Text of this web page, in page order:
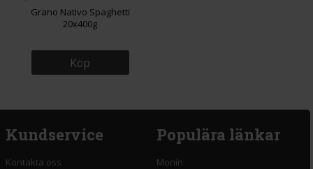
Grano Nativo Spaghetti
20x400g
Köp
Kundservice
Kontakta oss
Populära länkar
Monin